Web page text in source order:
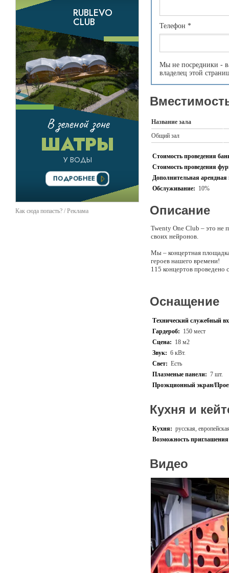
Как сюда попасть? / Реклама
Телефон *
Мы не посредники -
владелец этой
Название зала
Общий зал
Стоимость проведения
Стоимость проведения
Дополнительная
Обслуживание: 10%
Описание
Twenty One Club – это не
своих нейронов.
Мы – концертная
героев нашего времени!
115 концертов проведено
На площадке имеется
Свет диодных лент RGB
Персонал холит и лелеет
Оснащение
Технический служебный
Гардероб: 150 мест
Сцена: 18 м2
Звук: 6 кВт.
Свет: Есть
Плазменые панели: 7 шт.
Проэкционный экран/
Кухня и
Кухня: русская,
Возможность приглашения
Видео